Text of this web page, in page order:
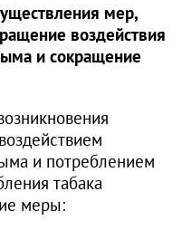
мер,
воздействия
и сокращение
и потреблением
табака
меры: